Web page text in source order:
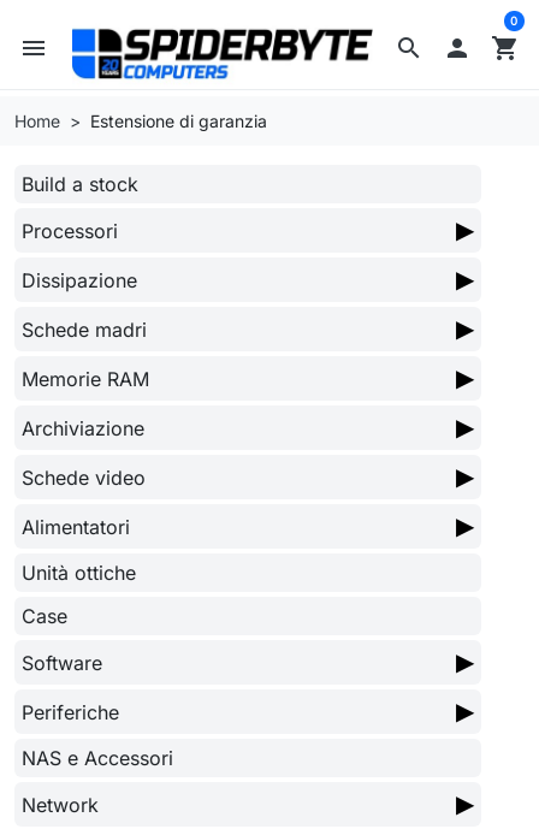
search
menu  shopping_cart
0
Home Estensione di garanzia
Build a stock
Processori
▶
Dissipazione ▶
Schede madri ▶
Memorie RAM ▶
Archiviazione ▶
Schede video ▶
Alimentatori ▶
Unità ottiche
Case
Software
▶
Periferiche ▶
NAS e Accessori
Network
▶